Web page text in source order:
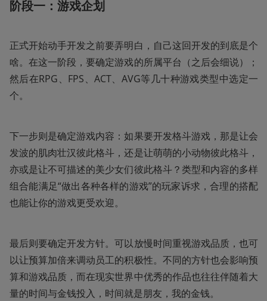
阶段一：游戏企划
正式开始动手开发之前要弄明白，自己这回开发的到底是个
啥。在这一阶段，要确定游戏的所属平台（之后会细说）；
然后在RPG、FPS、ACT、AVG等几十种游戏类型中选定一
个。
下一步则是确定游戏内容：如果要开发格斗游戏，那是让会
发波的肌肉壮汉彼此格斗，还是让萌萌的小动物彼此格斗，
亦或是让不可描述的美少女们彼此格斗？类型和内容的多样
组合能满足“做出各种各样的游戏”的玩家诉求，合理的搭配
也能让你的游戏更受欢迎。
最后则要确定开发方针。可以放慢时间重视游戏品质，也可
以让预算加倍来调动员工的积极性。不同的方针也会影响预
算和游戏品质，而在现实世界中优秀的作品也往往伴随着大
量的时间与金钱投入，时间就是朋友，我的金钱。